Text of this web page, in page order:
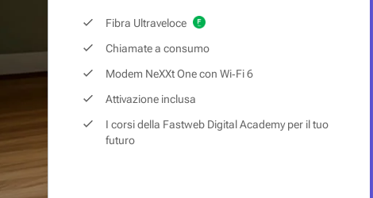
Fibra Ultraveloce
Chiamate a consumo
Modem NeXXt One con Wi‑Fi 6
Attivazione inclusa
I corsi della Fastweb Digital Academy per il tuo
futuro